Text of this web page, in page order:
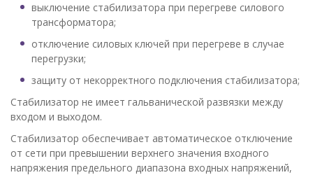
выключение стабилизатора при перегреве силового
трансформатора;
отключение силовых ключей при перегреве в случае
перегрузки;
защиту от некорректного подключения стабилизатора;
Стабилизатор не имеет гальванической развязки между
входом и выходом.
Стабилизатор обеспечивает автоматическое отключение
от сети при превышении верхнего значения входного
напряжения предельного диапазона входных напряжений,